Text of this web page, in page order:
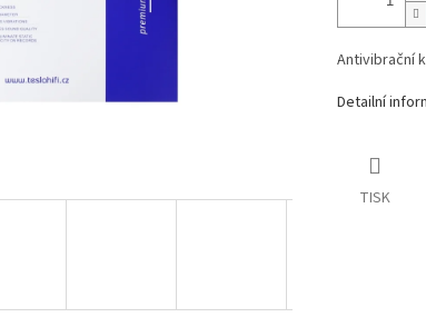
Antivibrační
Detailní
TISK